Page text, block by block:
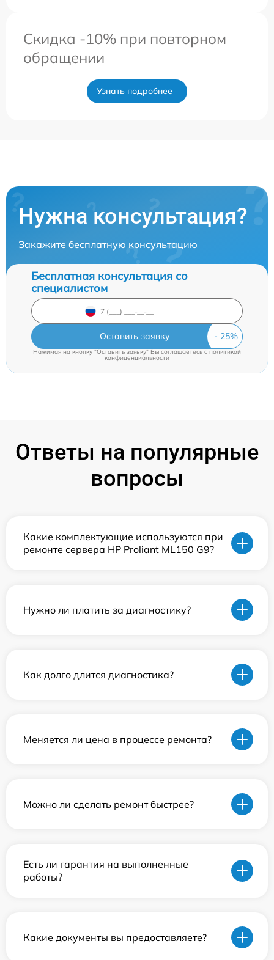
Скидка -10% при повторном
обращении
Узнать подробнее
Нужна консультация?
Закажите бесплатную консультацию
Бесплатная консультация со
специалистом
Оставить заявку
Нажимая на кнопку "Оставить заявку" Вы соглашаетесь c политикой
конфиденциальности
Ответы на популярные
вопросы
Какие комплектующие используются при
ремонте сервера HP Proliant ML150 G9?
Нужно ли платить за диагностику?
Как долго длится диагностика?
Меняется ли цена в процессе ремонта?
Можно ли сделать ремонт быстрее?
Есть ли гарантия на выполненные
работы?
Какие документы вы предоставляете?